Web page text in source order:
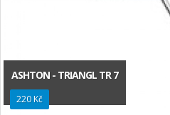
ASHTON - TRIANGL TR 7
220 Kč